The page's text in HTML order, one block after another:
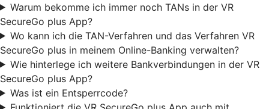
Warum bekomme ich immer noch TANs in der VR
SecureGo plus App?
Wo kann ich die TAN-Verfahren und das Verfahren VR
SecureGo plus in meinem Online-Banking verwalten?
Wie hinterlege ich weitere Bankverbindungen in der VR
SecureGo plus App?
Was ist ein Entsperrcode?